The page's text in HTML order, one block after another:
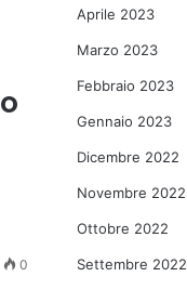
0
Aprile 2023
Marzo 2023
Febbraio 2023
Gennaio 2023
Dicembre 2022
Novembre 2022
Ottobre 2022
Settembre 2022